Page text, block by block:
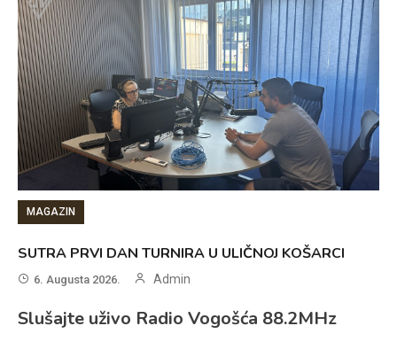
MAGAZIN
SUTRA PRVI DAN TURNIRA U ULIČNOJ KOŠARCI
6. Augusta 2026. Admin
Slušajte uživo Radio Vogošća 88.2MHz